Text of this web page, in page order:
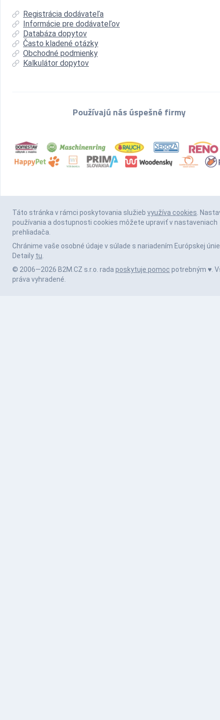
Registrácia dodávateľa
Informácie pre dodávateľov
Databáza dopytov
Často kladené otázky
Obchodné podmienky
Kalkulátor dopytov
Používajú nás úspešné firmy
Táto stránka v rámci poskytovania služieb využíva cookies.
používania a dostupnosti cookies môžete upraviť v nastaveniach
prehliadača.
Chránime vaše osobné údaje v súlade s nariadením Európskej únie
Detaily tu.
© 2006—2026 B2M.CZ s.r.o. rada poskytuje pomoc potrebným ♥️.
práva vyhradené.